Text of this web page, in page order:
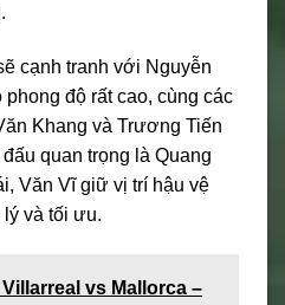
cạnh tranh với Nguyễn
độ rất cao, cùng các
Khang và Trương Tiến
quan trọng là Quang
Văn Vĩ giữ vị trí hậu vệ
và tối ưu.
vs Mallorca –